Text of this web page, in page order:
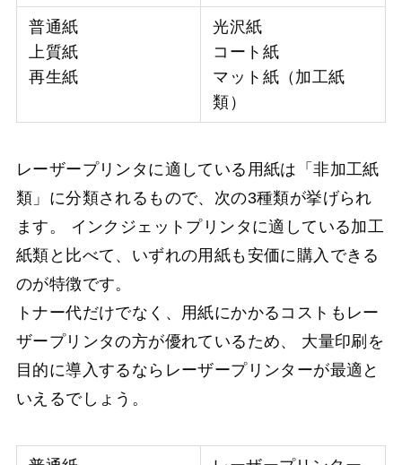
普通紙
上質紙
再生紙
光沢紙
コート紙
マット紙（加工紙
類）
レーザープリンタに適している用紙は「非加工紙
類」に分類されるもので、次の3種類が挙げられ
ます。 インクジェットプリンタに適している加工
紙類と比べて、いずれの用紙も安価に購入できる
のが特徴です。
トナー代だけでなく、用紙にかかるコストもレー
ザープリンタの方が優れているため、 大量印刷を
目的に導入するならレーザープリンターが最適と
いえるでしょう。